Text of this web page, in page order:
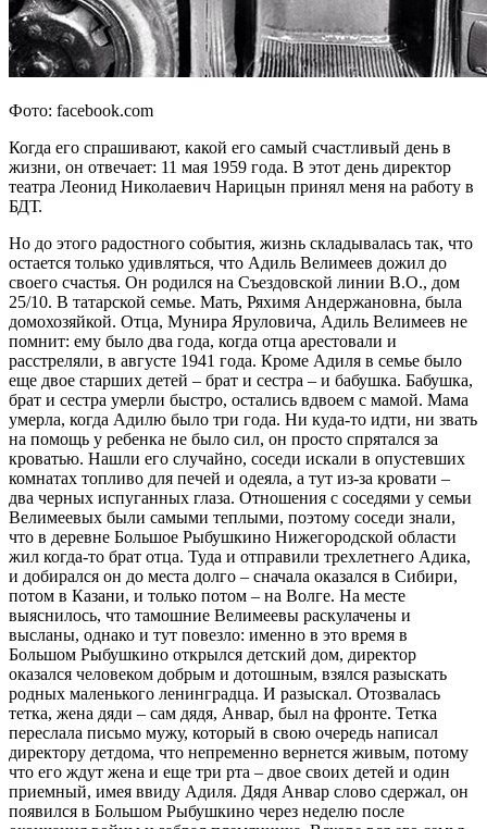
Фото: facebook.com
Когда его спрашивают, какой его самый счастливый день в
жизни, он отвечает: 11 мая 1959 года. В этот день директор
театра Леонид Николаевич Нарицын принял меня на работу в
БДТ.
Но до этого радостного события, жизнь складывалась так, что
остается только удивляться, что Адиль Велимеев дожил до
своего счастья. Он родился на Съездовской линии В.О., дом
25/10. В татарской семье. Мать, Ряхимя Андержановна, была
домохозяйкой. Отца, Мунира Яруловича, Адиль Велимеев не
помнит: ему было два года, когда отца арестовали и
расстреляли, в августе 1941 года. Кроме Адиля в семье было
еще двое старших детей – брат и сестра – и бабушка. Бабушка,
брат и сестра умерли быстро, остались вдвоем с мамой. Мама
умерла, когда Адилю было три года. Ни куда-то идти, ни звать
на помощь у ребенка не было сил, он просто спрятался за
кроватью. Нашли его случайно, соседи искали в опустевших
комнатах топливо для печей и одеяла, а тут из-за кровати –
два черных испуганных глаза. Отношения с соседями у семьи
Велимеевых были самыми теплыми, поэтому соседи знали,
что в деревне Большое Рыбушкино Нижегородской области
жил когда-то брат отца. Туда и отправили трехлетнего Адика,
и добирался он до места долго – сначала оказался в Сибири,
потом в Казани, и только потом – на Волге. На месте
выяснилось, что тамошние Велимеевы раскулачены и
высланы, однако и тут повезло: именно в это время в
Большом Рыбушкино открылся детский дом, директор
оказался человеком добрым и дотошным, взялся разыскать
родных маленького ленинградца. И разыскал. Отозвалась
тетка, жена дяди – сам дядя, Анвар, был на фронте. Тетка
переслала письмо мужу, который в свою очередь написал
директору детдома, что непременно вернется живым, потому
что его ждут жена и еще три рта – двое своих детей и один
приемный, имея ввиду Адиля. Дядя Анвар слово сдержал, он
появился в Большом Рыбушкино через неделю после